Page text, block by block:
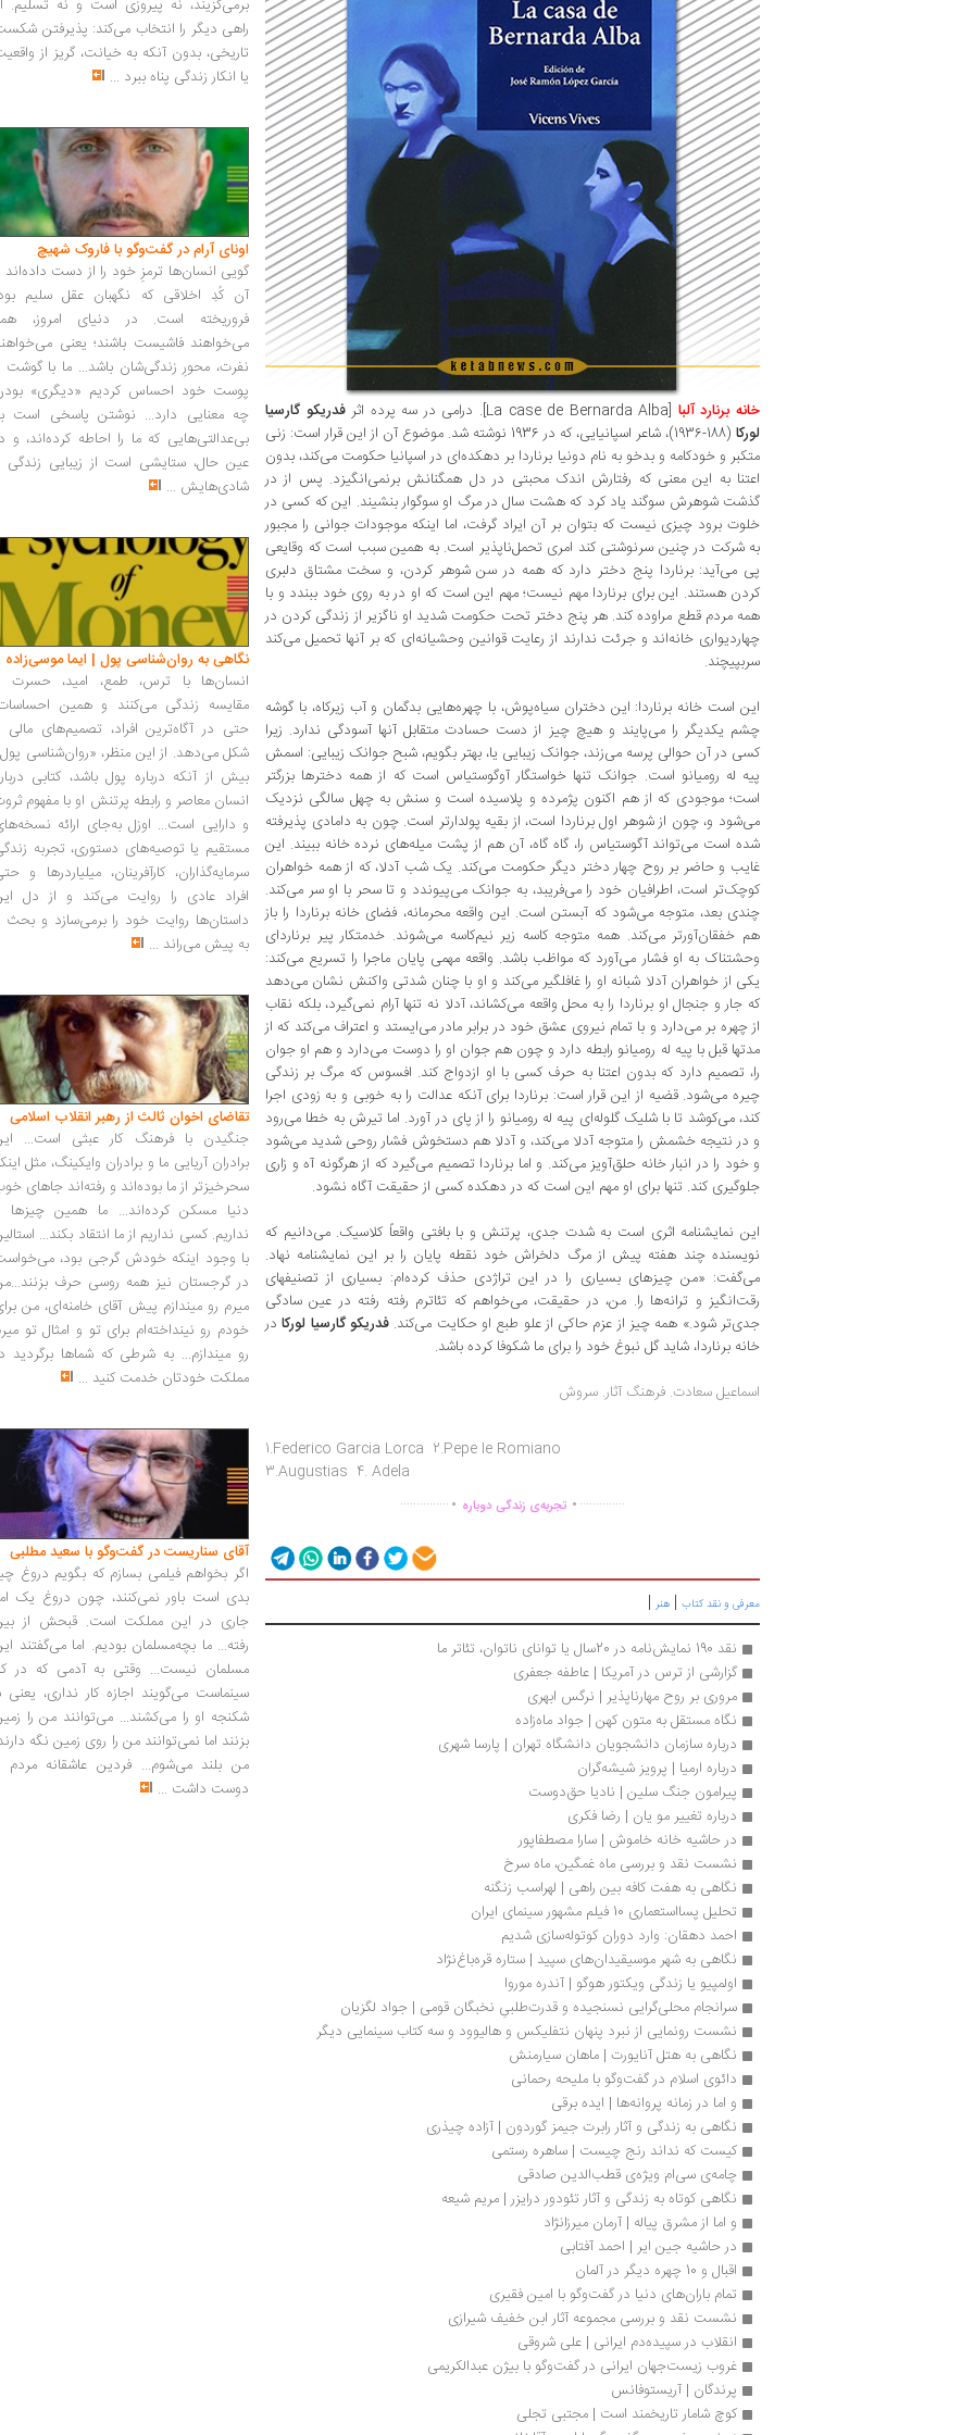
خانه برنارد آلبا [La case de Bernarda Alba]. درامی در سه پرده اثر
فدریکو گارسیا
لورکا‌
(188-1936)، شاعر اسپانیایی، ‌که در 1936 نوشته شد. موضوع آن از این قرار است: زنی
متکبر و خودکامه و بدخو به نام دونیا برناردا بر دهکده‌ای در اسپانیا حکومت می‌کند، بدون
اعتنا به این معنی که رفتارش اندک محبتی در دل همگنانش برنمی‌انگیزد. پس از در
گذشت شوهرش سوگند یاد کرد که هشت سال در مرگ او سوگوار بنشیند. این که کسی در
خلوت برود چیزی نیست که بتوان بر آن ایراد گرفت، ‌اما اینکه موجودات جوانی را مجبور
به شرکت در چنین سرنوشتی کند امری تحمل‌ناپذیر است. به همین سبب است که وقایعی
پی می‌آید: برناردا پنج دختر دارد که همه در سن شوهر کردن، ‌و سخت مشتاق دلبری
کردن هستند. این برای برناردا مهم نیست؛ مهم این است که او در به روی خود ببندد و با
همه مردم قطع مراوده کند. هر پنج دختر تحت حکومت شدید او ناگزیر از زندگی کردن در
چهاردیواری خانه‌اند و جرئت ندارند از رعایت قوانین وحشیانه‌ای که بر آنها تحمیل می‌کند
سربپیچند.
این است خانه برناردا: این دختران سیاه‌پوش،‌ با چهره‌هایی بدگمان و آب زیرکاه، ‌با گوشه
چشم یکدیگر را می‌پایند و هیچ چیز از دست حسادت متقابل آنها آسودگی ندارد. زیرا
کسی در آن حوالی پرسه می‌زند، جوانک زیبایی یا، بهتر بگویم، شبح جوانک زیبایی: اسمش
پیه له رومیانو است. جوانک تنها خواستگار آوگوستیاس است که از همه دخترها بزرگتر
است؛ موجودی که از هم اکنون پژمرده و پلاسیده است و سنش به چهل سالگی نزدیک
می‌شود و، چون از شوهر اول برناردا است،‌ از بقیه پولدارتر است. چون به دامادی پذیرفته
شده است می‌تواند آگوستیاس را، گاه گاه، آن هم از پشت میله‌های نرده خانه ببیند. این
غایب و حاضر بر روح چهار دختر دیگر حکومت می‌کند. یک شب‌ آدلا، که از همه خواهران
کوچک‌تر است، اطرافیان خود را می‌فریبد، ‌به جوانک می‌پیوندد و تا سحر با او سر می‌کند.
چندی بعد، متوجه می‌شود که آبستن است. این واقعه محرمانه، فضای خانه برناردا را باز
هم خفقان‌آورتر می‌کند. همه متوجه کاسه زیر نیم‌کاسه می‌شوند. خدمتکار پیر برناردای
وحشتناک به او فشار می‌آورد که مواظب باشد. واقعه مهمی پایان ماجرا را تسریع می‌کند:
یکی از خواهران آدلا شبانه او را غافلگیر می‌کند و او با چنان شدتی واکنش نشان می‌دهد
که جار و جنجال او برناردا را به محل واقعه می‌کشاند، آدلا نه تنها آرام نمی‌گیرد، بلکه نقاب
از چهره بر می‌دارد و با تمام نیروی عشق خود در برابر مادر می‌ایستد و اعتراف می‌کند که از
مدتها قبل با پیه له رومیانو رابطه دارد و چون هم جوان او را دوست می‌دارد و هم او جوان
را، تصمیم‌ دارد که بدون اعتنا به حرف کسی با او ازدواج کند. افسوس که مرگ بر زندگی
چیره می‌شود. قضیه از این قرار است: برناردا برای آنکه عدالت را به خوبی و به زودی اجرا
کند، می‌کوشد تا با شلیک گلوله‌ای پیه له رومیانو را از پای در آورد. اما تیرش به خطا می‌رود
و در نتیجه خشمش را متوجه آدلا می‌کند، ‌و آدلا هم دستخوش فشار روحی شدید می‌شود
و خود را در انبار خانه حلق‌آویز می‌کند. و اما برناردا تصمیم می‌گیرد که از هرگونه آه و زاری
جلوگیری کند. تنها برای او مهم این است که در دهکده کسی از حقیقت آگاه نشود.
این نمایشنامه اثری است به شدت جدی، پرتنش و با بافتی واقعاً کلاسیک. می‌دانیم که
نویسنده چند هفته پیش از مرگ دلخراش خود نقطه پایان را بر این نمایشنامه نهاد.
می‌گفت: «من چیزهای بسیاری را در این تراژدی حذف کرده‌ام: بسیاری از تصنیفهای
رقت‌انگیز و ترانه‌ها را. من، در حقیقت، ‌می‌خواهم که تئاترم رفته رفته در عین سادگی
جدی‌‌تر شود.» همه چیز از عزم حاکی از علو طبع او حکایت می‌کند.فدریکو گارسیا لورکادر
خانه برناردا، شاید گل نبوغ خود را برای ما شکوفا کرده باشد.
اسماعیل سعادت. فرهنگ آثار. سروش
1.Federico Garcia Lorca 2.Pepe Ie Romiano
3.Augustias 4. Adela
............... . تجربه‌ی زندگی دوباره . ..............
معرفی و نقد کتاب | هنر |
نقد 190 نمایش‌نامه در 20سال یا توانای ناتوان، تئاتر ما
گزارشی از ترس در آمریکا | عاطفه جعفری
مروری بر روح مهارناپذیر | نرگس ابهری
نگاه مستقل به متون کهن | جواد ماه‌زاده
درباره سازم‍ان‌ دان‍ش‍ج‍وی‍ان‌ دان‍ش‍گ‍اه‌ ت‍ه‍ران‌ | پارسا شهری
درباره ارمیا | پرویز شیشه‌گران
پیرامون جنگ سلین | نادیا حق‌دوست
درباره تغییر مو یان | رضا فکری
در حاشیه خانه خاموش | سارا مصطفاپور
نشست نقد و بررسی ماه غمگین، ماه سرخ
نگاهی به هفت کافه بین راهی | لهراسب زنگنه
تحلیل پسااستعماری 10 فیلم مشهور سینمای ایران
احمد دهقان: وارد دوران کوتوله‌سازی شدیم
نگاهی به شهر موسیقیدان‌های سپید | ستاره قره‌باغ‌نژاد
اولمپیو یا زندگی ویکتور هوگو | آندره موروا
سرانجام محلی‌گرایی نسنجیده و قدرت‌طلبیِ نخبگان قومی | جواد لگزیان
نشست رونمایی از نبرد پنهان نتفلیکس و هالیوود و سه کتاب سینمایی دیگر
نگاهی به هتل آنایورت | ماهان سیارمنش
دائوی اسلام در گفت‌وگو با ملیحه رحمانی
و اما در زمانه پروانه‌ها | ایده برقی
نگاهی به زندگی و آثار رابرت جیمز گوردون | آزاده چیذری
کیست که نداند رنج چیست | ساهره رستمی
چامه‌ی سی‌ام ویژه‌ی قطب‌الدین صادقی
نگاهی کوتاه به زندگی و آثار تئودور درایزر | مریم شیعه
و اما از مشرق پیاله | آرمان میرزانژاد
در حاشیه جین ایر | احمد آفتابی
اقبال و 10 چهره دیگر در آلمان
تمام باران‌های دنیا در گفت‌وگو با امین فقیری
نشست نقد و بررسی مجموعه آثار ابن خفیف شیرازی
انقلاب در سپیده‌دم ایرانی | علی شروقی
غروب زیست‌جهان ایرانی در گفت‌وگو با بیژن عبدالکریمی
پرندگان | آریستوفانس
کوچ شامار تاريخمند است | مجتبی تجلی
برمی‌گزیند، نه پیروزی است و نه تسلیم.
راهی دیگر را انتخاب می‌کند: پذیرفتن
تاریخی، بدون آنکه به خیانت، گریز از
یا انکار زندگی پناه ببرد ...
اونای آرام در گفت‌وگو با فاروک شهیچ‭
گویی انسان‌ها ترمزِ خود را از دست داده‌اند
آن کُدِ اخلاقی که نگهبان عقل سلیم
فروریخته است. در دنیای امروز،
می‌خواهند فاشیست باشند؛ یعنی
نفرت، محورِ زندگی‌شان باشد... ما با گوشت
پوست خود احساس کردیم «دیگری»
چه معنایی دارد... نوشتن پاسخی است
بی‌عدالتی‌هایی که ما را احاطه کرده‌اند، و
عین حال، ستایشی است از زیبایی زندگی
شادی‌هایش ...
نگاهی به روان‌شناسی پول | ایما موسی‌زاده
انسان‌ها با ترس، طمع، امید، حسرت
مقایسه زندگی می‌کنند و همین
حتی در آگاه‌ترین افراد، تصمیم‌های مالی
شکل می‌دهد. از این منظر، «روان‌شناسی
بیش از آنکه درباره پول باشد، کتابی
انسان معاصر و رابطه پرتنش او با مفهوم
و دارایی است... اوزل به‌جای ارائه
مستقیم یا توصیه‌های دستوری، تجربه
سرمایه‌گذاران، کارآفرینان، میلیاردرها و
افراد عادی را روایت می‌کند و از دل
داستان‌ها روایت خود را برمی‌سازد و بحث
به پیش می‌راند ...
تقاضای اخوان ثالث از رهبر انقلاب اسلامی
جنگیدن با فرهنگ کار عبثی است...
برادران آریایی ما و برادران وایکینگ، مثل
سحرخیزتر از ما بوده‌اند و رفته‌اند جاهای
دنیا مسکن کرده‌اند... ما همین چیزها
نداریم. کسی نداریم از ما انتقاد بکند...
با وجود اینکه خودش گرجی بود،
در گرجستان نیز همه روسی حرف
میرم رو میندازم پیش آقای خامنه‌ای، من
خودم رو نینداخته‌ام برای تو و امثال تو
رو میندازم... به شرطی که شماها برگردید
مملکت خودتان خدمت کنید ...
آقای سناریست در گفت‌وگو با سعید مطلبی
اگر بخواهم فیلمی بسازم که بگویم دروغ
بدی است باور نمی‌کنند، چون دروغ یک
جاری در این مملکت است. قبحش از
رفته... ما بچه‌مسلمان بودیم. اما می‌گفتند
مسلمان نیست... وقتی به آدمی که در
سینماست می‌گویند اجازه کار نداری، یعنی
شکنجه او را می‌کشند... می‌توانند من را
بزنند اما نمی‌توانند من را روی زمین نگه
من بلند می‌شوم... فردین عاشقانه مردم
دوست داشت ...